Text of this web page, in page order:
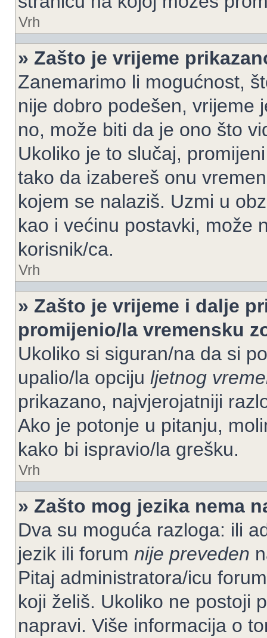
Vrh
» Zašto je vrijeme
Zanemarimo li mogućnost,
nije dobro podešen, vrijeme
no, može biti da je ono što
Ukoliko je to slučaj,
tako da izabereš onu
kojem se nalaziš. Uzmi u
kao i većinu postavki, može
korisnik/ca.
Vrh
» Zašto je vrijeme i dalje
promijenio/la vremensku
Ukoliko si siguran/na da si
upalio/la opciju ljetnog
prikazano, najvjerojatniji
Ako je potonje u pitanju,
kako bi ispravio/la grešku.
Vrh
» Zašto mog jezika nema
Dva su moguća razloga: ili
jezik ili forum nije preveden
Pitaj administratora/icu
koji želiš. Ukoliko ne postoji
napravi. Više informacija o